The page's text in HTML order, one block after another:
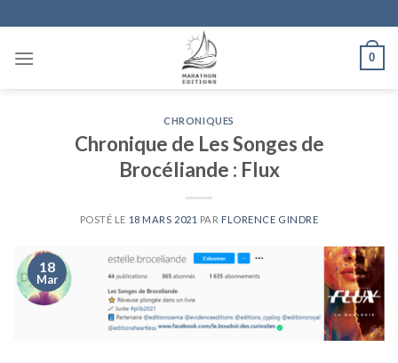
to
content
0
CHRONIQUES
Chronique de Les Songes de
Brocéliande : Flux
POSTÉ LE 18 MARS 2021 PAR FLORENCE GINDRE
18
Mar